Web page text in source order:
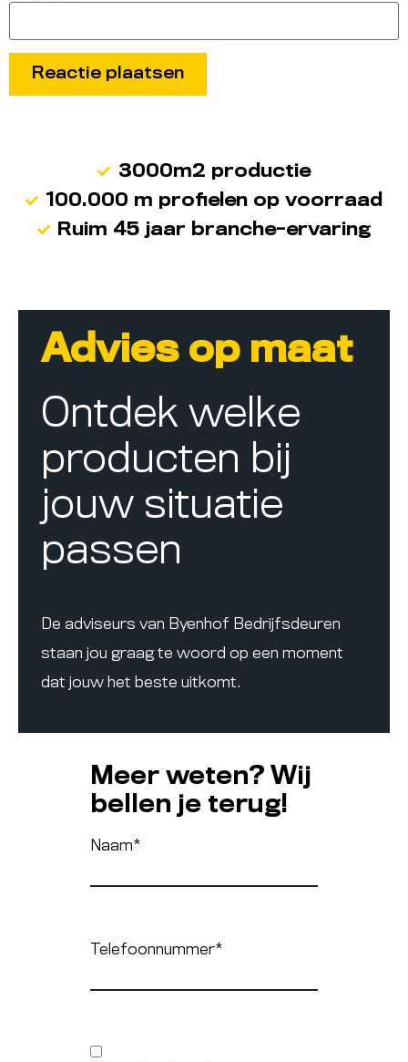
3000m2 productie
100.000 m profielen op voorraad
Ruim 45 jaar branche-ervaring
Advies op maat
Ontdek welke
producten bij
jouw situatie
passen
De adviseurs van Byenhof Bedrijfsdeuren
staan jou graag te woord op een moment
dat jouw het beste uitkomt.
Meer weten? Wij
bellen je terug!
Naam*
Telefoonnummer*